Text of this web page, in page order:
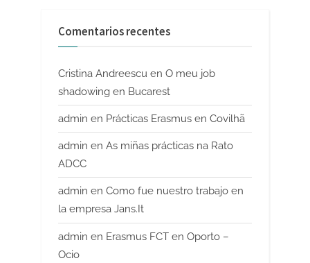
Comentarios recentes
Cristina Andreescu en O meu job
shadowing en Bucarest
admin en Prácticas Erasmus en Covilhã
admin en As miñas prácticas na Rato
ADCC
admin en Como fue nuestro trabajo en
la empresa Jans.It
admin en Erasmus FCT en Oporto –
Ocio